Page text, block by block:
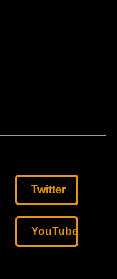
Twitter
YouTube